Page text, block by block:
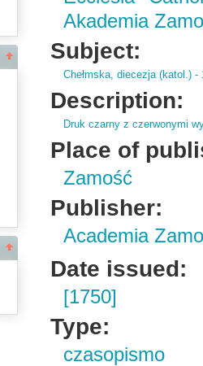
Akademia
Subject:
Chełmska, diecezja (katol.) -
Description:
Druk czarny z czerwonymi
Place of
Zamość
Publisher:
Academia
Date issued:
[1750]
Type:
czasopismo